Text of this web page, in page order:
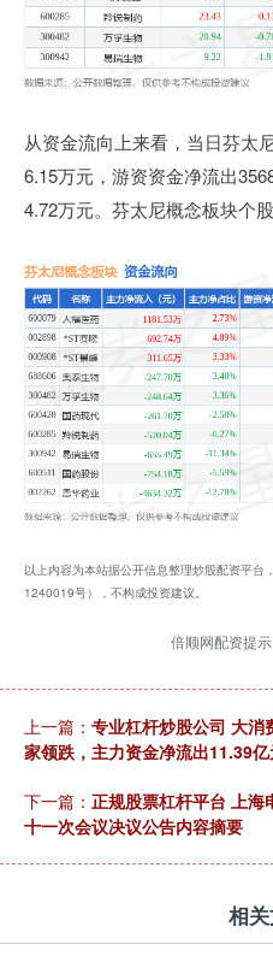
从资金流向上来看，当日芬太
6.15万元，游资资金净流出
4.72万元。芬太尼概念板块个
以上内容为本站据公开信息整理炒股配资平
1240019号），不构成投资建议。
倍顺网配资提
上一篇： 专业杠杆炒股公司 大消
家领跌，主力资金净流出11.39
下一篇： 正规股票杠杆平台 上
十一次会议决议公告内容摘要
相